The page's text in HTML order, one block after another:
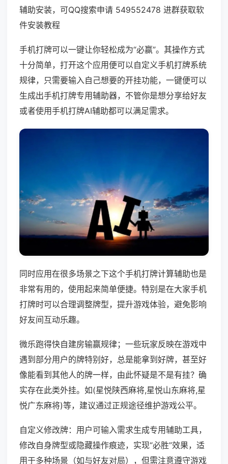
辅助安装，可QQ搜索申请 549552478 进群获取软
件安装教程
手机打牌可以一键让你轻松成为“必赢”。其操作方式
十分简单，打开这个应用便可以自定义手机打牌系统
规律，只需要输入自己想要的开挂功能，一键便可以
生成出手机打牌专用辅助器，不管你是想分享给好友
或者使用手机打牌AI辅助都可以满足需求。
同时应用在很多场景之下这个手机打牌计算辅助也是
非常有用的，使用起来简单便捷。特别是在大家手机
打牌时可以合理调整牌型，提升游戏体验，避免影响
好友间互动乐趣。
微乐跑得快自建房输赢规律；一些玩家反映在游戏中
遇到部分用户的牌特别好，总是能拿到好牌，甚至好
像能看到其他人的牌一样，由此怀疑是不是有挂？确
实存在此类外挂。如(星悦陕西麻将,星悦山东麻将,星
悦广东麻将)等，建议通过正规途径维护游戏公平。
自定义修改牌：用户可输入需求生成专用辅助工具，
修改自身牌型或隐藏操作痕迹，实现“必胜”效果，适
用于多种场景（如与好友对局），但需注意遵守游戏